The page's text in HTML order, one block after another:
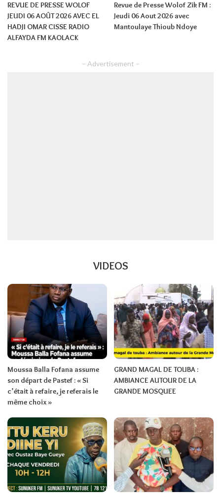
REVUE DE PRESSE WOLOF
JEUDI 06 AOÛT 2026 AVEC EL
HADJI OMAR CISSE RADIO
ALFAYDA FM KAOLACK
Revue de Presse Wolof Zik FM :
Jeudi 06 Aout 2026 avec
Mantoulaye Thioub Ndoye
– Advertisement –
VIDEOS
Moussa Balla Fofana assume
son départ de Pastef : « Si
c’était à refaire, je referais le
même choix »
GRAND MAGAL DE TOUBA :
AMBIANCE AUTOUR DE LA
GRANDE MOSQUEE